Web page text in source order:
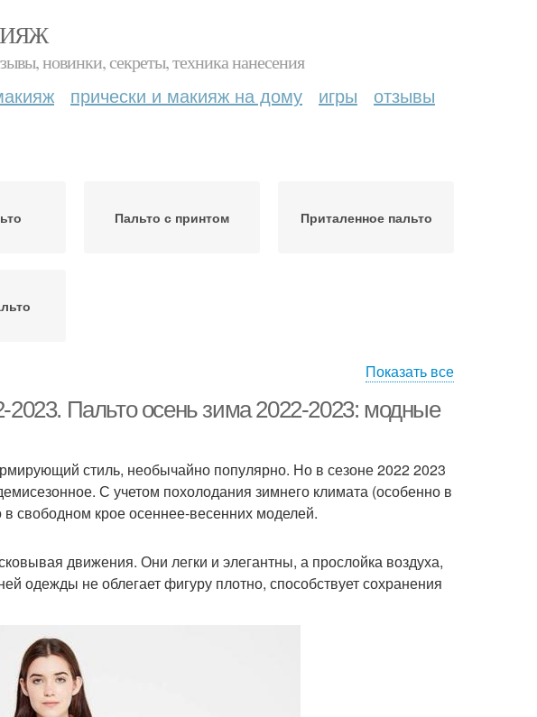
новинки, секреты, техника нанесения
прически и макияж на дому игры отзывы
Пальто с принтом Приталенное пальто
Показать все
Пальто осень зима 2022-2023: модные
стиль, необычайно популярно. Но в сезоне 2022 2023
С учетом похолодания зимнего климата (особенно в
свободном крое осеннее-весенних моделей.
движения. Они легки и элегантны, а прослойка воздуха,
одежды не облегает фигуру плотно, способствует сохранения